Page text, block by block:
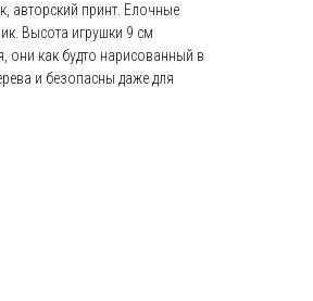
авторский принт. Елочные
Высота игрушки 9 см
они как будто нарисованный в
и безопасны даже для